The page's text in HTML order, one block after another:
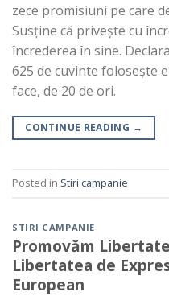
zece promisiuni pe care
Susține că privește cu
încrederea în sine.
625 de cuvinte folosește
face, de 20 de ori.
CONTINUE READING →
Posted in Stiri campanie
STIRI CAMPANIE
Promovăm
Libertatea de
European